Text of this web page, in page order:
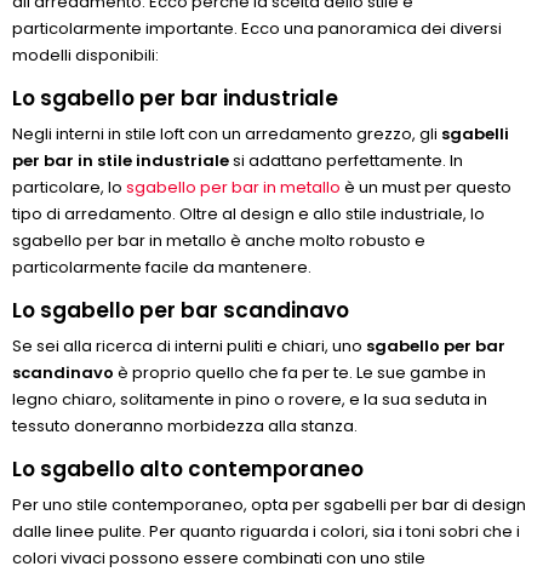
particolarmente importante. Ecco una panoramica dei diversi
modelli disponibili:
Lo sgabello per bar industriale
Negli interni in stile loft con un arredamento grezzo, gli sgabelli
per bar in stile industrialesi adattano perfettamente. In
particolare, lo sgabello per bar in metallo è un must per questo
tipo di arredamento. Oltre al design e allo stile industriale, lo
sgabello per bar in metallo è anche molto robusto e
particolarmente facile da mantenere.
Lo sgabello per bar scandinavo
Se sei alla ricerca di interni puliti e chiari, uno sgabello per bar
scandinavo è proprio quello che fa per te. Le sue gambe in
legno chiaro, solitamente in pino o rovere, e la sua seduta in
tessuto doneranno morbidezza alla stanza.
Lo sgabello alto contemporaneo
Per uno stile contemporaneo, opta per sgabelli per bar di design
dalle linee pulite. Per quanto riguarda i colori, sia i toni sobri che i
colori vivaci possono essere combinati con uno stile